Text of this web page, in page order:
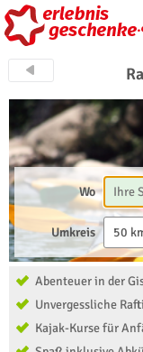
Wo
Umkreis 50
Abenteuer in der
Unvergessliche
Kajak-Kurse für